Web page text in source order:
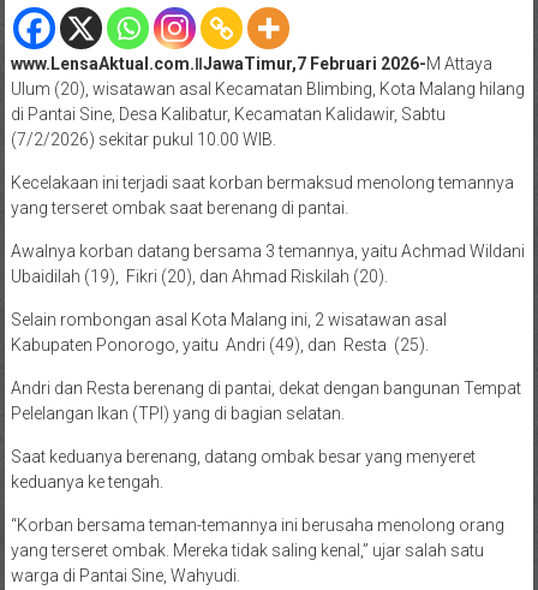
www.LensaAktual.com.ǁJawaTimur,7 Februari 2026-M Attaya
Ulum (20), wisatawan asal Kecamatan Blimbing, Kota Malang hilang
di Pantai Sine, Desa Kalibatur, Kecamatan Kalidawir, Sabtu
(7/2/2026) sekitar pukul 10.00 WIB.
Kecelakaan ini terjadi saat korban bermaksud menolong temannya
yang terseret ombak saat berenang di pantai.
Awalnya korban datang bersama 3 temannya, yaitu Achmad Wildani
Ubaidilah (19), Fikri (20), dan Ahmad Riskilah (20).
Selain rombongan asal Kota Malang ini, 2 wisatawan asal
Kabupaten Ponorogo, yaitu Andri (49), dan Resta (25).
Andri dan Resta berenang di pantai, dekat dengan bangunan Tempat
Pelelangan Ikan (TPI) yang di bagian selatan.
Saat keduanya berenang, datang ombak besar yang menyeret
keduanya ke tengah.
“Korban bersama teman-temannya ini berusaha menolong orang
yang terseret ombak. Mereka tidak saling kenal,” ujar salah satu
warga di Pantai Sine, Wahyudi.